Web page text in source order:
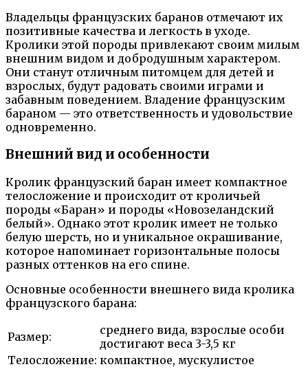
Владельцы французских баранов отмечают их
позитивные качества и легкость в уходе.
Кролики этой породы привлекают своим милым
внешним видом и добродушным характером.
Они станут отличным питомцем для детей и
взрослых, будут радовать своими играми и
забавным поведением. Владение французским
бараном — это ответственность и удовольствие
одновременно.
Внешний вид и особенности
Кролик французский баран имеет компактное
телосложение и происходит от кроличьей
породы «Баран» и породы «Новозеландский
белый». Однако этот кролик имеет не только
белую шерсть, но и уникальное окрашивание,
которое напоминает горизонтальные полосы
разных оттенков на его спине.
Основные особенности внешнего вида кролика
французского барана:
Размер:
среднего вида, взрослые особи
достигают веса 3-3,5 кг
Телосложение: компактное, мускулистое